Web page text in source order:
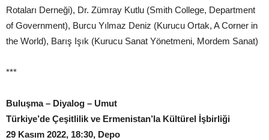
Rotaları Derneği), Dr. Zümray Kutlu (Smith College, Department
of Government), Burcu Yılmaz Deniz (Kurucu Ortak, A Corner in
the World), Barış Işık (Kurucu Sanat Yönetmeni, Mordem Sanat)
***
Buluşma – Diyalog – Umut
Türkiye’de Çeşitlilik ve Ermenistan’la Kültürel İşbirliği
29 Kasım 2022, 18:30, Depo